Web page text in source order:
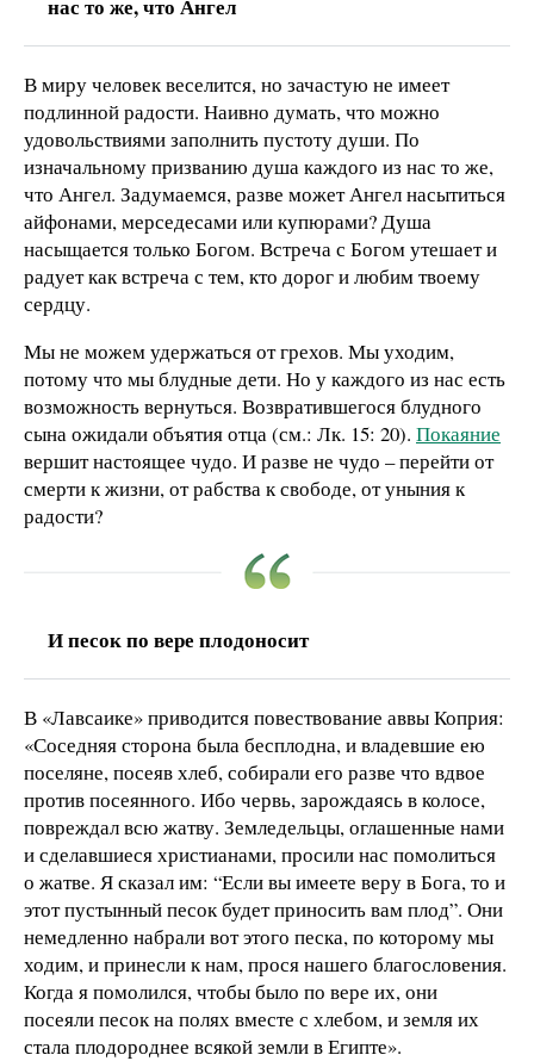
нас то же, что Ангел
В миру человек веселится, но зачастую не имеет
подлинной радости. Наивно думать, что можно
удовольствиями заполнить пустоту души. По
изначальному призванию душа каждого из нас то же,
что Ангел. Задумаемся, разве может Ангел насытиться
айфонами, мерседесами или купюрами? Душа
насыщается только Богом. Встреча с Богом утешает и
радует как встреча с тем, кто дорог и любим твоему
сердцу.
Мы не можем удержаться от грехов. Мы уходим,
потому что мы блудные дети. Но у каждого из нас есть
возможность вернуться. Возвратившегося блудного
сына ожидали объятия отца (см.: Лк. 15: 20). Покаяние
вершит настоящее чудо. И разве не чудо – перейти от
смерти к жизни, от рабства к свободе, от уныния к
радости?
И песок по вере плодоносит
В «Лавсаике» приводится повествование аввы Коприя:
«Соседняя сторона была бесплодна, и владевшие ею
поселяне, посеяв хлеб, собирали его разве что вдвое
против посеянного. Ибо червь, зарождаясь в колосе,
повреждал всю жатву. Земледельцы, оглашенные нами
и сделавшиеся христианами, просили нас помолиться
о жатве. Я сказал им: “Если вы имеете веру в Бога, то и
этот пустынный песок будет приносить вам плод”. Они
немедленно набрали вот этого песка, по которому мы
ходим, и принесли к нам, прося нашего благословения.
Когда я помолился, чтобы было по вере их, они
посеяли песок на полях вместе с хлебом, и земля их
стала плодороднее всякой земли в Египте».